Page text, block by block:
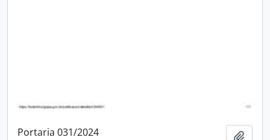
Portaria 031/2024